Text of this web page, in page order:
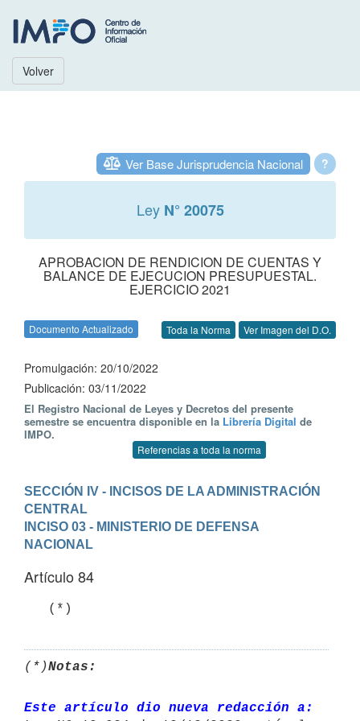
Volver
?
Ver Base Jurisprudencia Nacional
Ley N° 20075
APROBACION DE RENDICION DE CUENTAS Y
BALANCE DE EJECUCION PRESUPUESTAL.
EJERCICIO 2021
Documento Actualizado Toda la Norma Ver Imagen del D.O.
Promulgación: 20/10/2022
Publicación: 03/11/2022
El Registro Nacional de Leyes y Decretos del presente
semestre se encuentra disponible en la Librería Digital de
IMPO.
Referencias a toda la norma
SECCIÓN IV - INCISOS DE LA ADMINISTRACIÓN
CENTRAL
INCISO 03 - MINISTERIO DE DEFENSA
NACIONAL
Artículo 84
   (*)
(*)Notas:
Este artículo dio nueva redacción a: